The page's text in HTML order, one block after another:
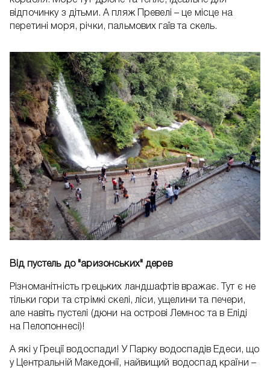
відпочинку з дітьми. А пляж Превелі – це місце на
перетині моря, річки, пальмових гаїв та скель.
Від пустель до "аризонських" дерев
Різноманітність грецьких ландшафтів вражає. Тут є не
тільки гори та стрімкі скелі, ліси, ущелини та печери,
але навіть пустелі (дюни на острові Лемнос та в Еліді
на Пелопоннесі)!
А які у Греції водоспади! У Парку водоспадів Едеси, що
у Центральній Македонії, найвищий водоспад країни –